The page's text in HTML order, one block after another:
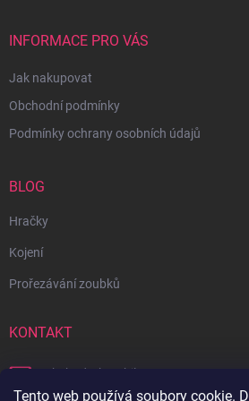
Tento web používá soubory cookie.
INFORMACE PRO VÁS
Jak nakupovat
Obchodní podmínky
Podmínky ochrany osobních údajů
BLOG
Hračky
Kojení
Prořezávání zoubků
KONTAKT
obchod bambilon.cz